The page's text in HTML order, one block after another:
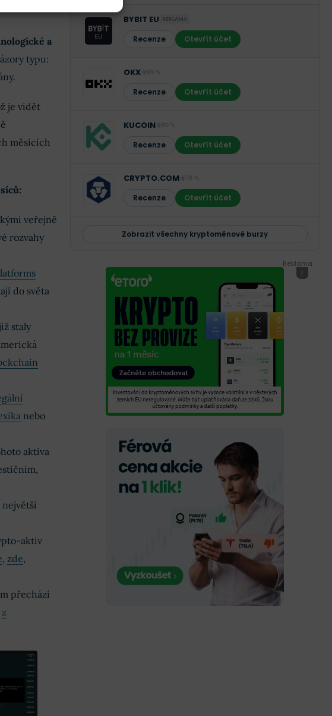
a
typu:
je vidět
měsících
veřejně
rozvahy
do světa
staly
nebo
aktiva
aktiv
, zde,
přechází
z
BYBIT EU REKLAMA
Recenze Otevřít účet
OKX
Recenze Otevřít účet
KUCOIN
Recenze Otevřít účet
CRYPTO.COM
Recenze Otevřít účet
Zobrazit všechny kryptoměnové burzy
Reklama
i